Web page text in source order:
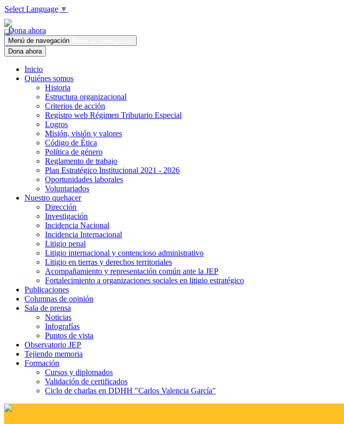
Select Language ▼
Dona ahora
Menú de navegación
Dona ahora
Inicio
Quiénes somos
Historia
Estructura organizacional
Criterios de acción
Registro web Régimen Tributario Especial
Logros
Misión, visión y valores
Código de Ética
Política de género
Reglamento de trabajo
Plan Estratégico Institucional 2021 - 2026
Oportunidades laborales
Voluntariados
Nuestro quehacer
Dirección
Investigación
Incidencia Nacional
Incidencia Internacional
Litigio penal
Litigio internacional y contencioso administrativo
Litigio en tierras y derechos territoriales
Acompañamiento y representación común ante la JEP
Fortalecimiento a organizaciones sociales en litigio estratégico
Publicaciones
Columnas de opinión
Sala de prensa
Noticias
Infografías
Puntos de vista
Observatorio JEP
Tejiendo memoria
Formación
Cursos y diplomados
Validación de certificados
Ciclo de charlas en DDHH "Carlos Valencia García"